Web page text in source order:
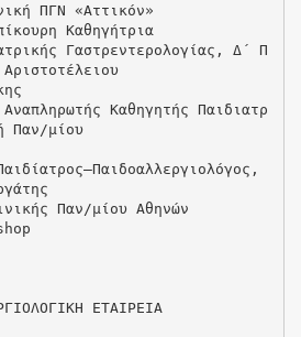
ΠΓΝ «Αττικόν»
Καθηγήτρια
Γαστρεντερολογίας, Δ΄ Π
Καθηγητής Παιδιατρ
Παν/μίου
Παν/μίου Αθηνών
ΕΤΑΙΡΕΙΑ